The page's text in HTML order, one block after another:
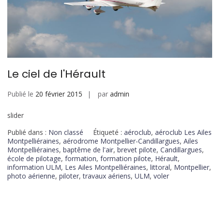
Le ciel de l'Hérault
Publié le 20 février 2015 par admin
slider
Publié dans : Non classé Étiqueté : aéroclub, aéroclub Les Ailes
Montpelliéraines, aérodrome Montpellier-Candillargues, Ailes
Montpelliéraines, baptême de l'air, brevet pilote, Candillargues,
école de pilotage, formation, formation pilote, Hérault,
information ULM, Les Ailes Montpelliéraines, littoral, Montpellier,
photo aérienne, piloter,travaux aériens, ULM, voler